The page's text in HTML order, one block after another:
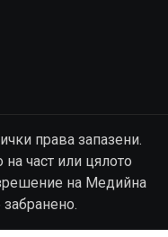
права запазени.
част или цялото
на Медийна